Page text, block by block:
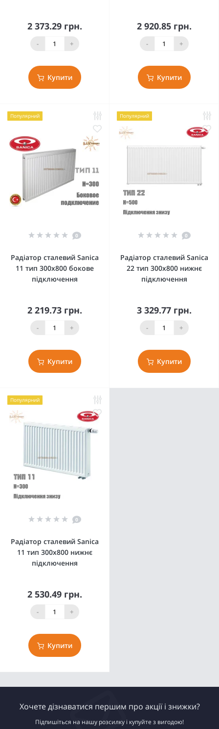
2 373.29 грн.
- +
Купити
2 920.85 грн.
- +
Купити
Популярний
0
Радіатор сталевий Sanica
11 тип 300x800 бокове
підключення
2 219.73 грн.
- +
Купити
Популярний
0
Радіатор сталевий Sanica
22 тип 300x800 нижнє
підключення
3 329.77 грн.
- +
Купити
Популярний
0
Радіатор сталевий Sanica
11 тип 300x800 нижнє
підключення
2 530.49 грн.
- +
Купити
Хочете дізнаватися першим про акції і знижки?
Підпишіться на нашу розсилку і купуйте з вигодою!